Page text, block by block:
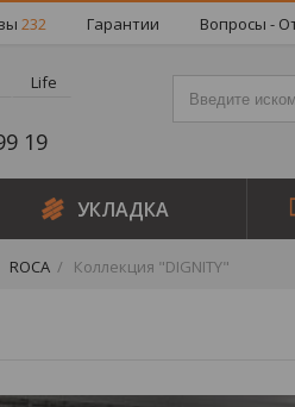
232 Гарантии Вопросы -
Life
19
УКЛАДКА
ROCA Коллекция "DIGNITY"